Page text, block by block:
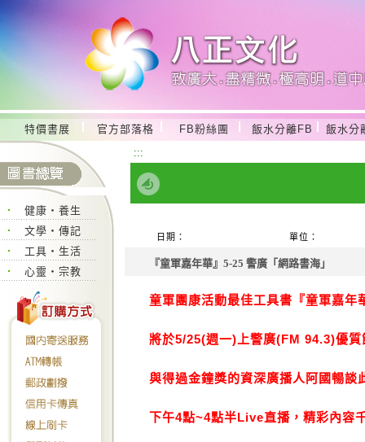
特價書展 官方部落格 FB粉絲團 飯水分離FB 飯水分
健康‧養生
文學‧傳記
工具‧生活
心靈‧宗教
:::
日期： 單位：
『童軍嘉年華』5-25 警廣「網路書海」
童軍團康活動最佳工具書『童軍嘉年
將於5/25(週一)上警廣(FM 94.3)優質
與得過金鐘獎的資深廣播人阿國暢談
下午4點~4點半Live直播，精彩內容